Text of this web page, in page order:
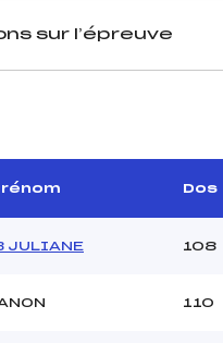
sur l’épreuve
Dos
JULIANE 108
110